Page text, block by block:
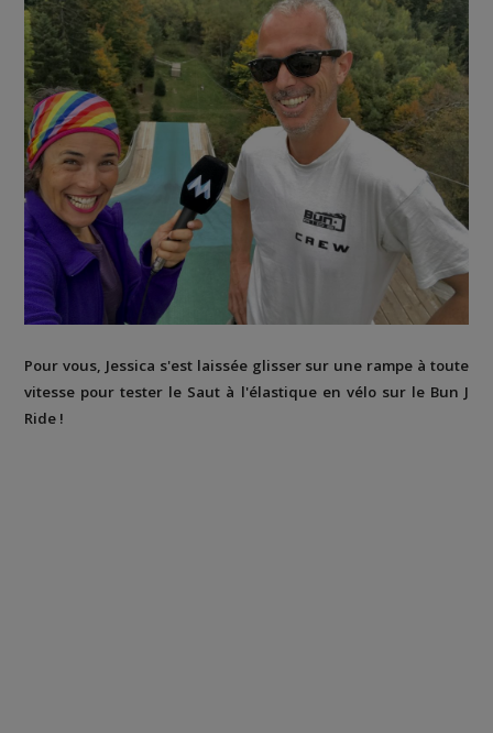
Pour vous, Jessica s'est laissée glisser sur une rampe à toute
vitesse pour tester le Saut à l'élastique en vélo sur le Bun J
Ride !